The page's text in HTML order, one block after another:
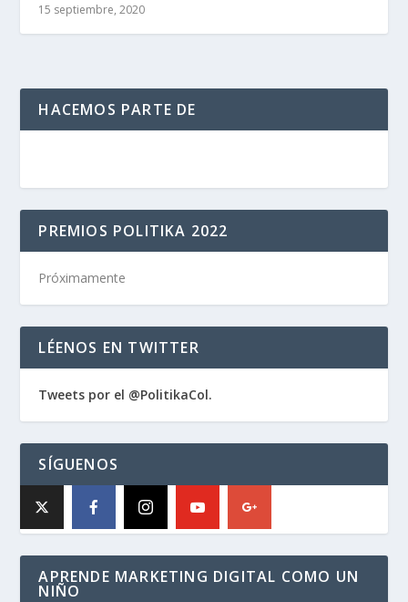
15 septiembre, 2020
HACEMOS PARTE DE
PREMIOS POLITIKA 2022
Próximamente
LÉENOS EN TWITTER
Tweets por el @PolitikaCol.
SÍGUENOS
APRENDE MARKETING DIGITAL COMO UN
NIÑO